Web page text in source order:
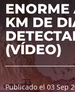
KM DE
(VÍDEO)
Publicado el 03 Sep